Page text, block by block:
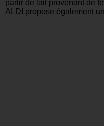
partir de lait provenant de
ALDI propose également